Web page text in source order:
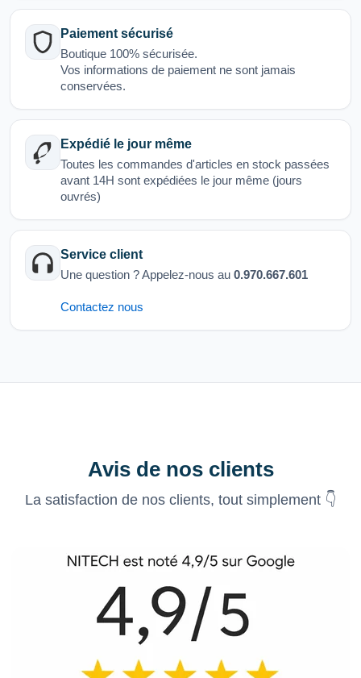
Paiement sécurisé
Boutique 100% sécurisée.
Vos informations de paiement ne sont jamais
conservées.
Expédié le jour même
Toutes les commandes d'articles en stock passées
avant 14H sont expédiées le jour même (jours
ouvrés)
Service client
Une question ? Appelez-nous au 0.970.667.601
Contactez nous
Avis de nos clients
La satisfaction de nos clients, tout simplement 👇